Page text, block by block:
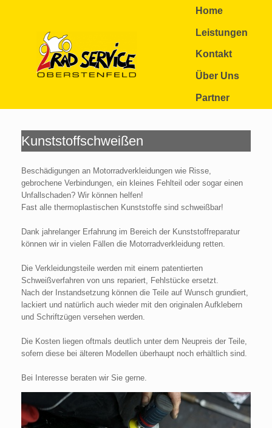
Home
Leistungen
Kontakt
Über Uns
Partner
Kunststoffschweißen
Beschädigungen an Motorradverkleidungen wie Risse,
gebrochene Verbindungen, ein kleines Fehlteil oder sogar einen
Unfallschaden? Wir können helfen!
Fast alle thermoplastischen Kunststoffe sind schweißbar!
Dank jahrelanger Erfahrung im Bereich der Kunststoffreparatur
können wir in vielen Fällen die Motorradverkleidung retten.
Die Verkleidungsteile werden mit einem patentierten
Schweißverfahren von uns repariert, Fehlstücke ersetzt.
Nach der Instandsetzung können die Teile auf Wunsch grundiert,
lackiert und natürlich auch wieder mit den originalen Aufklebern
und Schriftzügen versehen werden.
Die Kosten liegen oftmals deutlich unter dem Neupreis der Teile,
sofern diese bei älteren Modellen überhaupt noch erhältlich sind.
Bei Interesse beraten wir Sie gerne.